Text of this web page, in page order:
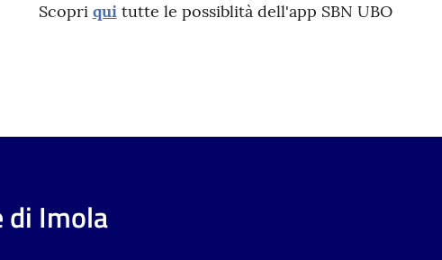
Scopri quitutte le possiblità dell'app SBN UBO
di Imola